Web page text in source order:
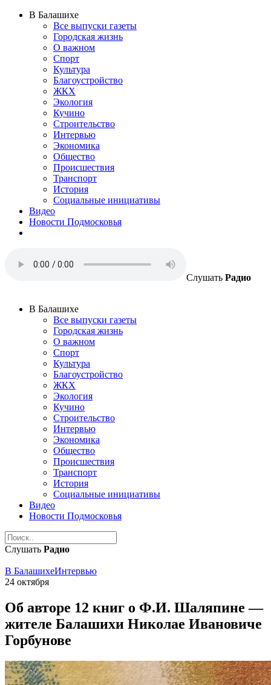
В Балашихе
Все выпуски газеты
Городская жизнь
О важном
Спорт
Культура
Благоустройство
ЖКХ
Экология
Кучино
Строительство
Интервью
Экономика
Общество
Происшествия
Транспорт
История
Социальные инициативы
Видео
Новости Подмосковья
Слушать Радио
В Балашихе
Все выпуски газеты
Городская жизнь
О важном
Спорт
Культура
Благоустройство
ЖКХ
Экология
Кучино
Строительство
Интервью
Экономика
Общество
Происшествия
Транспорт
История
Социальные инициативы
Видео
Новости Подмосковья
Слушать Радио
В БалашихеИнтервью
24 октября
Об авторе 12 книг о Ф.И. Шаляпине —
жителе Балашихи Николае Ивановиче
Горбунове